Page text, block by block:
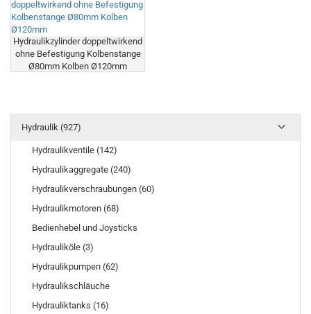
Hydraulikzylinder doppeltwirkend
ohne Befestigung Kolbenstange
Ø80mm Kolben Ø120mm
Hydraulik (927)
Hydraulikventile (142)
Hydraulikaggregate (240)
Hydraulikverschraubungen (60)
Hydraulikmotoren (68)
Bedienhebel und Joysticks
Hydrauliköle (3)
Hydraulikpumpen (62)
Hydraulikschläuche
Hydrauliktanks (16)